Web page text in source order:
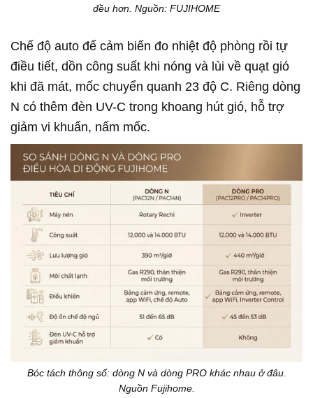
đều hơn. Nguồn: FUJIHOME
Chế độ auto để cảm biến đo nhiệt độ phòng rồi tự
điều tiết, dồn công suất khi nóng và lùi về quạt gió
khi đã mát, mốc chuyển quanh 23 độ C. Riêng dòng
N có thêm đèn UV-C trong khoang hút gió, hỗ trợ
giảm vi khuẩn, nấm mốc.
Bóc tách thông số: dòng N và dòng PRO khác nhau ở đâu.
Nguồn Fujihome.